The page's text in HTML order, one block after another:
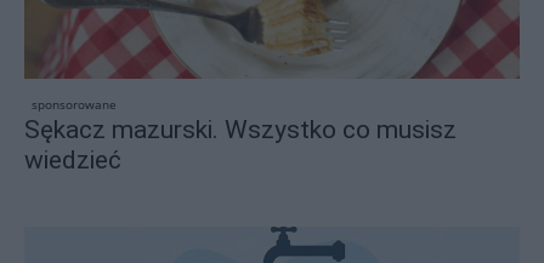
sponsorowane
Sękacz mazurski. Wszystko co musisz
wiedzieć